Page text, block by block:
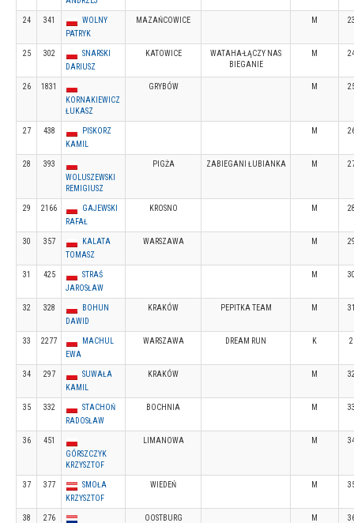
24 341
WOLNY
PATRYK
MAZAŃCOWICE M
25 302
SNARSKI
DARIUSZ
KATOWICE
WATAHA-ŁĄCZY NAS
BIEGANIE
M
26
1831
KORNAKIEWICZ
ŁUKASZ
GRYBÓW M
27 438
PISKORZ
KAMIL
M
28
393
WOLUSZEWSKI
REMIGIUSZ
PIGŻA ZABIEGANI ŁUBIANKA M
29 2166
GAJEWSKI
RAFAŁ
KROSNO M
30 357
KALATA
TOMASZ
WARSZAWA M
31 425
STRAŚ
JAROSŁAW
M
32 328
BOHUN
DAWID
KRAKÓW PEPITKA TEAM M
33 2277
MACHUL
EWA
WARSZAWA DREAM RUN K 2
34 297
SUWAŁA
KAMIL
KRAKÓW M
35 332
STACHOŃ
RADOSŁAW
BOCHNIA M
36
451
GÓRSZCZYK
KRZYSZTOF
LIMANOWA M
37 377
SMOŁA
KRZYSZTOF
WIEDEŃ M
38
276
OOSTBURG M